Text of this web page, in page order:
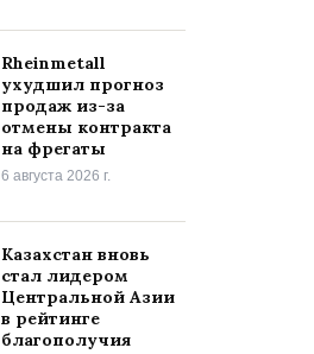
Rheinmetall
ухудшил прогноз
продаж из-за
отмены контракта
на фрегаты
6 августа 2026 г.
Казахстан вновь
стал лидером
Центральной Азии
в рейтинге
благополучия